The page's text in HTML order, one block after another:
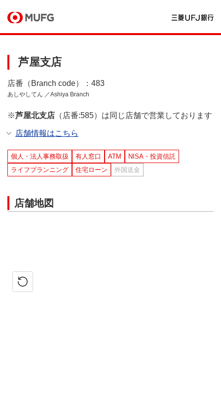
芦屋支店
店番（Branch code）：483
あしやしてん ／Ashiya Branch
※芦屋北支店 （店番:585）は同じ店舗で営業しております
店舗情報はこちら
個人・法人事務取扱 有人窓口 ATM
NISA・投資信託
ライフプランニング
住宅ローン 外国送金
店舗地図